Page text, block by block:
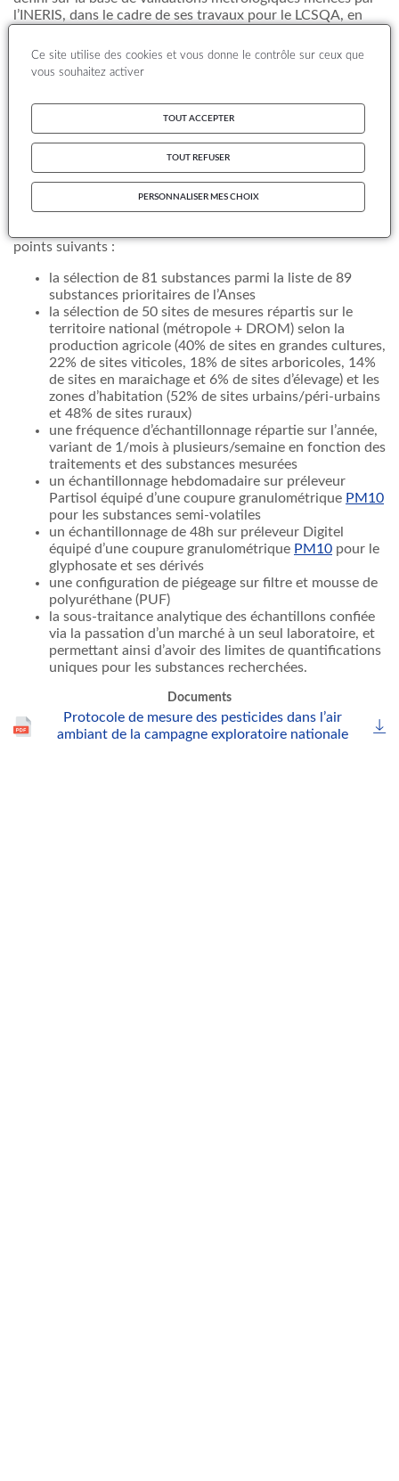
l’INERIS, dans le cadre de ses travaux pour le LCSQA, en
qualité de l'air (AASQA), Atmo Grand Est et Air PACA, et
des recommandations de l’Anses.
principaux de ce protocole harmonisé ainsi que le résultat
des échanges et travaux entre les partenaires mobilisés (de
décembre 2017 à juin 2018) pour cette campagne
exploratoire (AASQA, LCSQA/INERIS et
permis d’aboutir au protocole de mesure mis en œuvre dans
cette campagne (juin 2018 à juin 2019).
points suivants :
la sélection de 81 substances parmi la liste de 89
substances prioritaires de l’Anses
la sélection de 50 sites de mesures répartis sur le
territoire national (métropole + DROM) selon la
production agricole (40% de sites en grandes cultures,
22% de sites viticoles, 18% de sites arboricoles, 14%
de sites en maraichage et 6% de sites d’élevage) et les
zones d’habitation (52% de sites urbains/péri-urbains
et 48% de sites ruraux)
une fréquence d’échantillonnage répartie sur l’année,
variant de 1/mois à plusieurs/semaine en fonction des
traitements et des substances mesurées
un échantillonnage hebdomadaire sur préleveur
Partisol équipé d’une coupure granulométrique PM10
pour les substances semi-volatiles
un échantillonnage de 48h sur préleveur Digitel
équipé d’une coupure granulométrique PM10 pour le
glyphosate et ses dérivés
une configuration de piégeage sur filtre et mousse de
polyuréthane (PUF)
la sous-traitance analytique des échantillons confiée
via la passation d’un marché à un seul laboratoire, et
permettant ainsi d’avoir des limites de quantifications
uniques pour les substances recherchées.
Documents
Protocole de mesure des pesticides dans l’air
ambiant de la campagne exploratoire nationale
Ce site utilise des cookies et vous donne le contrôle sur ceux que
vous souhaitez activer
TOUT ACCEPTER
TOUT REFUSER
PERSONNALISER MES CHOIX